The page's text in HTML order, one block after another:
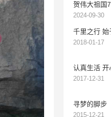
贺伟大祖国
2024-09-30
千里之行 始
2018-01-17
认真生活 开
2017-12-31
寻梦的脚步
2015-12-21